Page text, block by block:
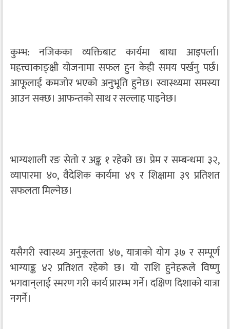
कुम्भ: नजिकका व्यक्तिबाट कार्यमा बाधा आइपर्ला।
महत्त्वाकाङ्क्षी योजनामा सफल हुन केही समय पर्खनु पर्छ।
आफूलाई कमजोर भएको अनुभूति हुनेछ। स्वास्थ्यमा समस्या
आउन सक्छ। आफन्तको साथ र सल्लाह पाइनेछ।
भाग्यशाली रङ सेतो र अङ्क १ रहेको छ। प्रेम र सम्बन्धमा ३२,
व्यापारमा ४०, वैदेशिक कार्यमा ४९ र शिक्षामा ३९ प्रतिशत
सफलता मिल्नेछ।
यसैगरी स्वास्थ्य अनुकूलता ४७, यात्राको योग ३७ र सम्पूर्ण
भाग्याङ्क ४२ प्रतिशत रहेको छ। यो राशि हुनेहरूले विष्णु
भगवान्‌लाई स्मरण गरी कार्य प्रारम्भ गर्ने। दक्षिण दिशाको यात्रा
नगर्ने।